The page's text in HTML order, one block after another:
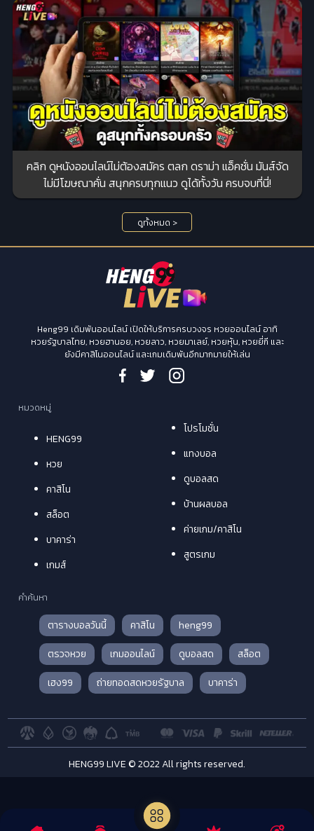
คลิก ดูหนังออนไลน์ไม่ต้องสมัคร ตลก ดราม่า แอ็คชั่น มันส์จัด
ไม่มีโฆษณาคั่น สนุกครบทุกแนว ดูได้ทั้งวัน ครบจบที่นี่!
ดูทั้งหมด >
Heng99 เดิมพันออนไลน์ เปิดให้บริการครบวงจร หวยออนไลน์ อาทิ
หวยรัฐบาลไทย, หวยฮานอย, หวยลาว, หวยมาเลย์, หวยหุ้น, หวยยี่กี และ
ยังมีคาสิโนออนไลน์ และเกมเดิมพันอีกมากมายให้เล่น
หมวดหมู่
HENG99
หวย
คาสิโน
สล็อต
บาคาร่า
เกมส์
โปรโมชั่น
แทงบอล
ดูบอลสด
บ้านผลบอล
ค่ายเกม/คาสิโน
สูตรเกม
คำค้นหา
ตารางบอลวันนี้ คาสิโน
heng99
ตรวจหวย
เกมออนไลน์ ดูบอลสด
สล็อต
เฮง99
ถ่ายทอดสดหวยรัฐบาล บาคาร่า
HENG99 LIVE © 2022 All rights reserved.